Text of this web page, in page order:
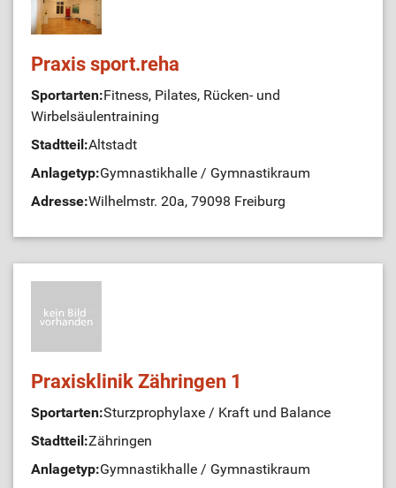
Praxis sport.reha
Sportarten:Fitness, Pilates, Rücken- und
Wirbelsäulentraining
Stadtteil:Altstadt
Anlagetyp:Gymnastikhalle / Gymnastikraum
Adresse:Wilhelmstr. 20a, 79098 Freiburg
Praxisklinik Zähringen 1
Sportarten:Sturzprophylaxe / Kraft und Balance
Stadtteil:Zähringen
Anlagetyp:Gymnastikhalle / Gymnastikraum